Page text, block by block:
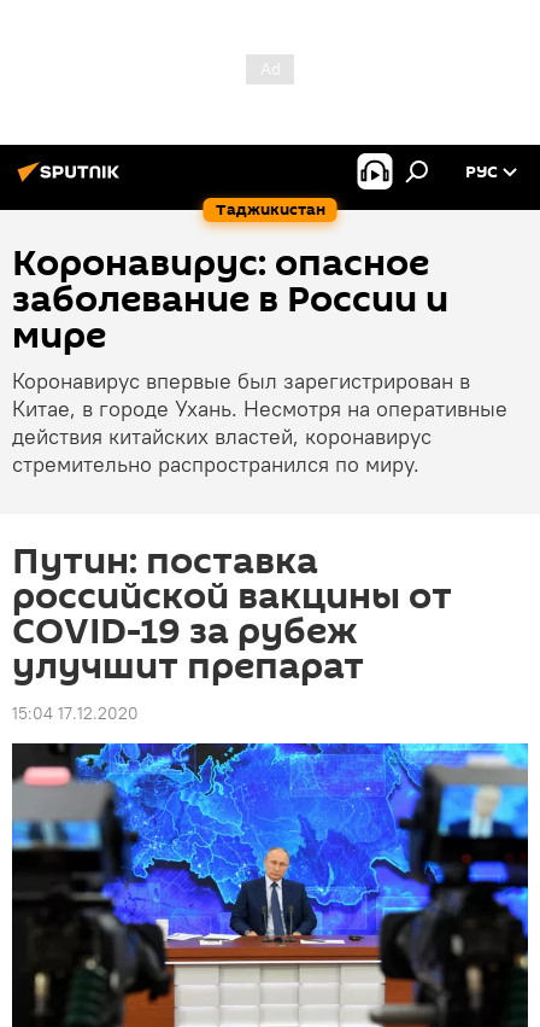
Таджикистан
РУС
Коронавирус: опасное
заболевание в России и
мире
Коронавирус впервые был зарегистрирован в
Китае, в городе Ухань. Несмотря на оперативные
действия китайских властей, коронавирус
стремительно распространился по миру.
Путин: поставка
российской вакцины от
COVID-19 за рубеж
улучшит препарат
15:04 17.12.2020